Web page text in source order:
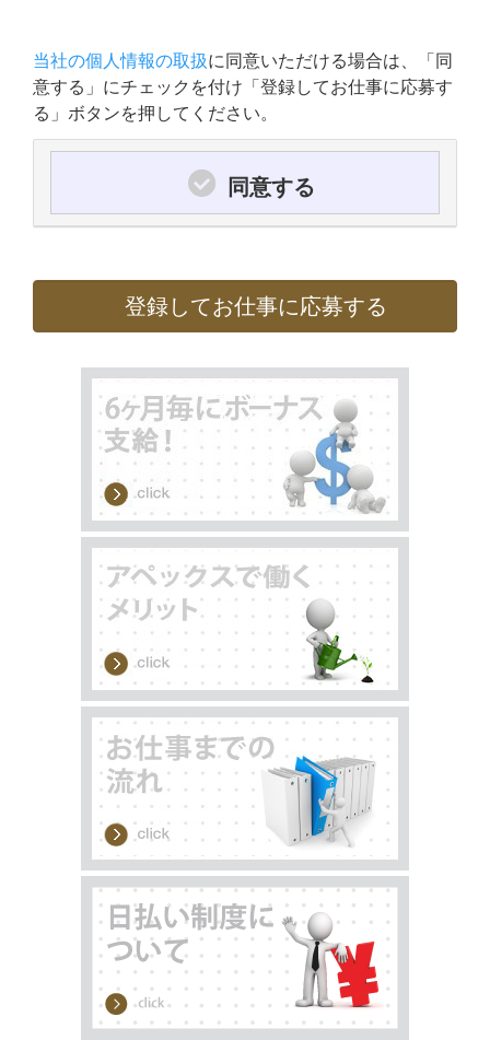
当社の個人情報の取扱に同意いただける場合は、「同
意する」にチェックを付け「登録してお仕事に応募す
る」ボタンを押してください。
同意する